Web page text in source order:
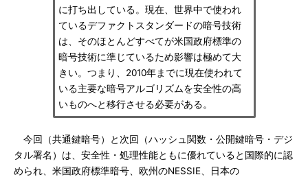
に打ち出している。現在、世界中で使われ
ているデファクトスタンダードの暗号技術
は、そのほとんどすべてが米国政府標準の
暗号技術に準じているため影響は極めて大
きい。つまり、2010年までに現在使われて
いる主要な暗号アルゴリズムを安全性の高
いものへと移行させる必要がある。
今回（共通鍵暗号）と次回（ハッシュ関数・公開鍵暗号・デジ
タル署名）は、安全性・処理性能ともに優れていると国際的に認
められ、米国政府標準暗号、欧州のNESSIE、日本の